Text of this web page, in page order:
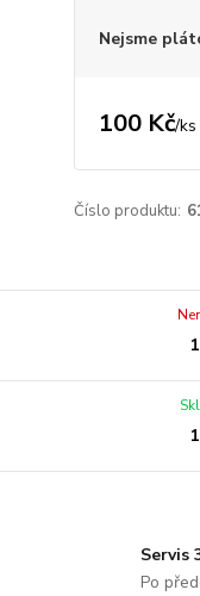
Nejsme
100 Kč/ks
Číslo produktu:
Servis
Po